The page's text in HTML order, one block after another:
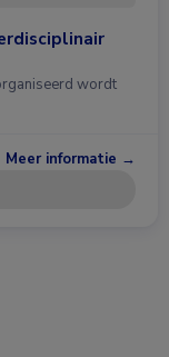
wordt
Meer informatie →